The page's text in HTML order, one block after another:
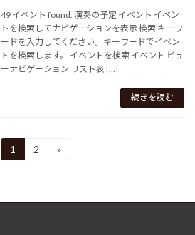
49 イベント found. 演奏の予定 イベント イベン
トを検索してナビゲーションを表示 検索 キーワ
ードを入力してください。キーワードでイベン
トを検索します。 イベントを検索 イベント ビュ
ーナビゲーション リスト表 […]
続きを読む
固
定
ジ
1
固
ジ
2 »